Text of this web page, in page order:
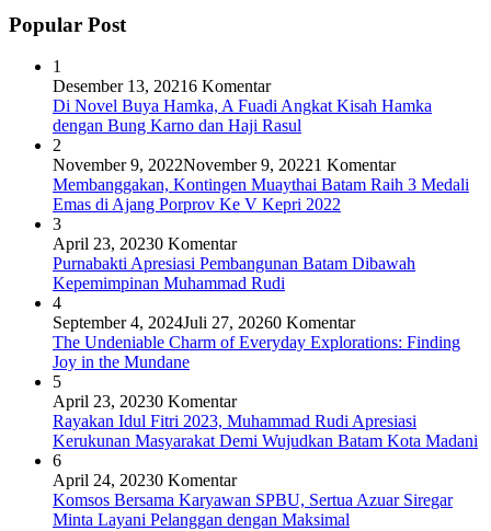
Popular Post
1
Desember 13, 20216 Komentar
Di Novel Buya Hamka, A Fuadi Angkat Kisah Hamka
dengan Bung Karno dan Haji Rasul
2
November 9, 2022November 9, 20221 Komentar
Membanggakan, Kontingen Muaythai Batam Raih 3 Medali
Emas di Ajang Porprov Ke V Kepri 2022
3
April 23, 20230 Komentar
Purnabakti Apresiasi Pembangunan Batam Dibawah
Kepemimpinan Muhammad Rudi
4
September 4, 2024Juli 27, 20260 Komentar
The Undeniable Charm of Everyday Explorations: Finding
Joy in the Mundane
5
April 23, 20230 Komentar
Rayakan Idul Fitri 2023, Muhammad Rudi Apresiasi
Kerukunan Masyarakat Demi Wujudkan Batam Kota Madani
6
April 24, 20230 Komentar
Komsos Bersama Karyawan SPBU, Sertua Azuar Siregar
Minta Layani Pelanggan dengan Maksimal